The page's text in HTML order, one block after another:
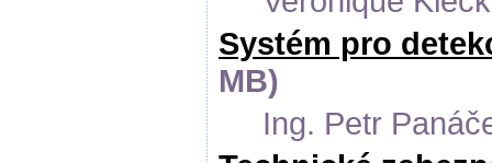
Systém pro
MB)
Ing. Petr